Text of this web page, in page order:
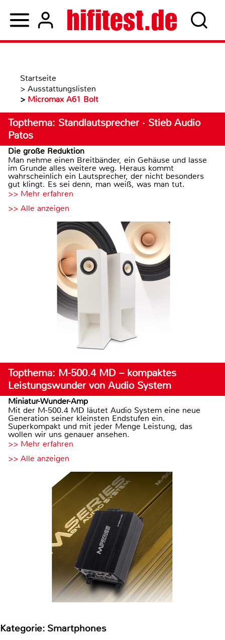
Startseite
> Ausstattungslisten
> Micromax A61 Bolt
Topthema: Standlautsprecher · Stieb Audio
Patos
Die große Reduktion
Man nehme einen Breitbänder, ein Gehäuse und lasse
im Grunde alles weitere weg. Heraus kommt
wahrscheinlich ein Lautsprecher, der nicht besonders
gut klingt. Es sei denn, man weiß, was man tut.
>> Mehr erfahren
>> Alle anzeigen
Topthema: M-500.4 MD – kompaktes
Leistungswunder von Audio System
Miniatur-Wunder-Amp
Mit der M-500.4 MD läutet Audio System eine neue
Generation seiner kleinsten Endstufen ein.
Superkompakt und mit jeder Menge Leistung, das
wollen wir uns genauer ansehen.
>> Mehr erfahren
>> Alle anzeigen
Kategorie: Smartphones